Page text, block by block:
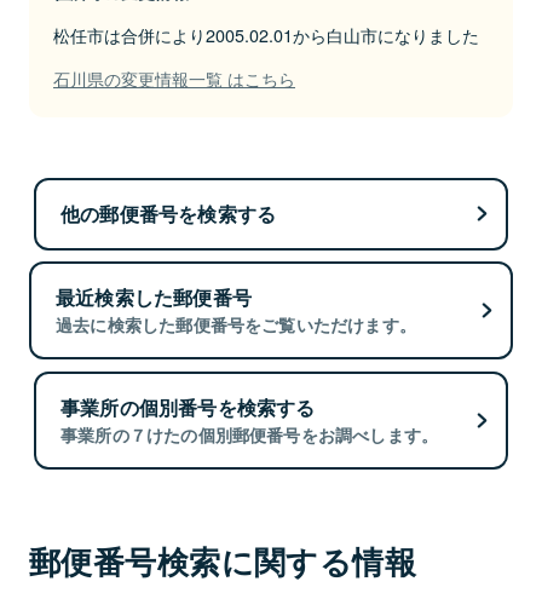
松任市は合併により2005.02.01から白山市になりました
石川県の変更情報一覧 はこちら
他の郵便番号を検索する
最近検索した郵便番号
過去に検索した郵便番号をご覧いただけます。
事業所の個別番号を検索する
事業所の７けたの個別郵便番号をお調べします。
郵便番号検索に関する情報